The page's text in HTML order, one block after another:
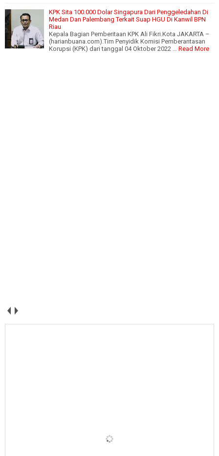
KPK Sita 100.000 Dolar Singapura Dari Penggeledahan Di
Medan Dan Palembang Terkait Suap HGU Di Kanwil BPN
Riau
Kepala Bagian Pemberitaan KPK Ali Fikri.Kota JAKARTA –
(harianbuana.com).Tim Penyidik Komisi Pemberantasan
Korupsi (KPK) dari tanggal 04 Oktober 2022 … Read More